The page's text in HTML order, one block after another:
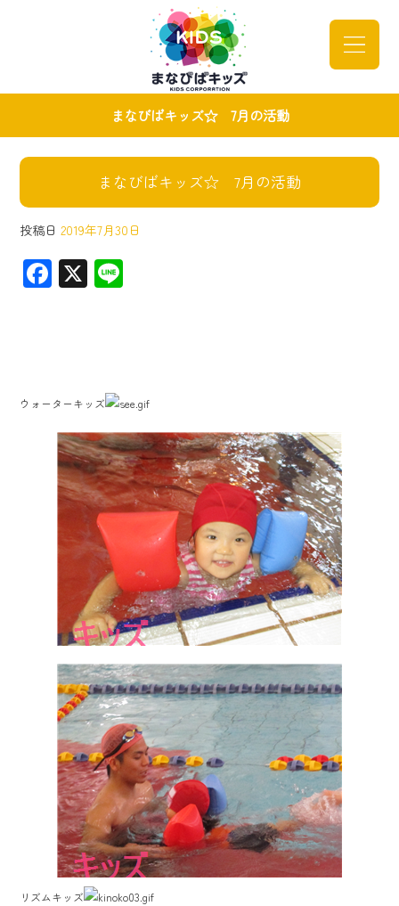
まなびばキッズ☆ 7月の活動
まなびばキッズ☆ 7月の活動
投稿日 2019年7月30日
F
ok
X
ウォーターキッズ
リズムキッズ